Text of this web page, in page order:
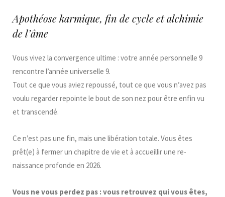
Apothéose karmique, fin de cycle et alchimie
de l’âme
Vous vivez la convergence ultime : votre année personnelle 9
rencontre l’année universelle 9.
Tout ce que vous aviez repoussé, tout ce que vous n’avez pas
voulu regarder repointe le bout de son nez pour être enfin vu
et transcendé.
Ce n’est pas une fin, mais une libération totale. Vous êtes
prêt(e) à fermer un chapitre de vie et à accueillir une re-
naissance profonde en 2026.
Vous ne vous perdez pas : vous retrouvez qui vous êtes,